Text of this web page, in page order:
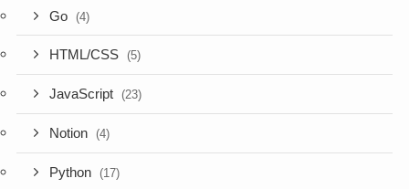
Go (4)
HTML/CSS (5)
JavaScript (23)
Notion (4)
Python (17)